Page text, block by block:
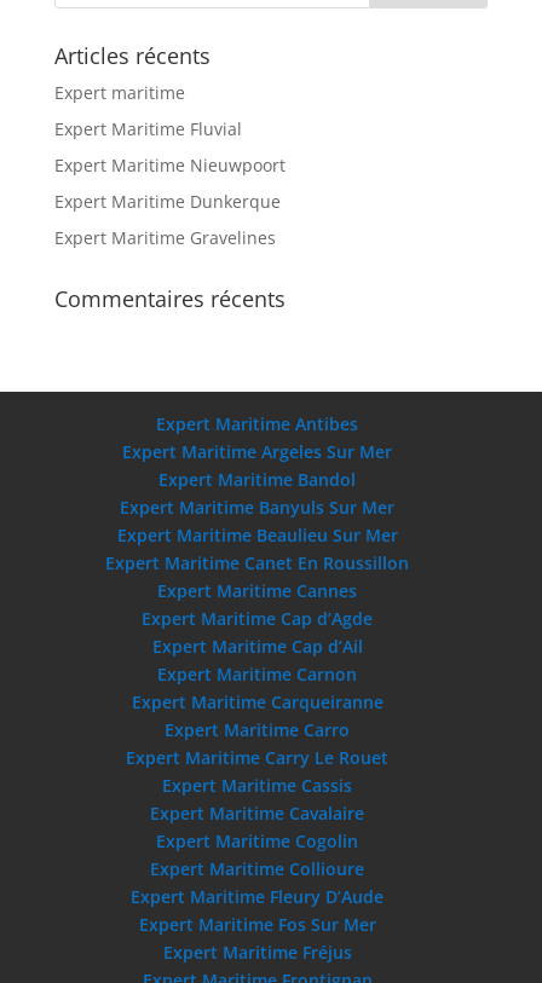
Articles récents
Expert maritime
Expert Maritime Fluvial
Expert Maritime Nieuwpoort
Expert Maritime Dunkerque
Expert Maritime Gravelines
Commentaires récents
Expert Maritime Antibes
Expert Maritime Argeles Sur Mer
Expert Maritime Bandol
Expert Maritime Banyuls Sur Mer
Expert Maritime Beaulieu Sur Mer
Expert Maritime Canet En Roussillon
Expert Maritime Cannes
Expert Maritime Cap d’Agde
Expert Maritime Cap d’Ail
Expert Maritime Carnon
Expert Maritime Carqueiranne
Expert Maritime Carro
Expert Maritime Carry Le Rouet
Expert Maritime Cassis
Expert Maritime Cavalaire
Expert Maritime Cogolin
Expert Maritime Collioure
Expert Maritime Fleury D’Aude
Expert Maritime Fos Sur Mer
Expert Maritime Fréjus